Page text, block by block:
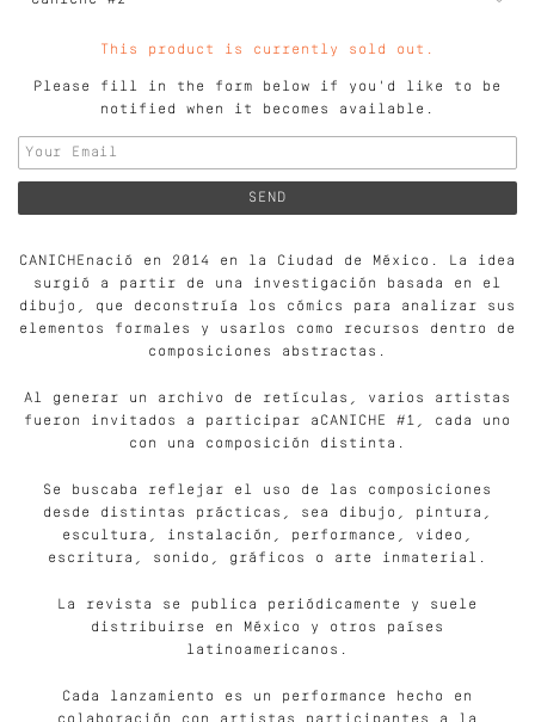
This product is currently sold out.
Please fill in the form below if you'd like to be
notified when it becomes available.
CANICHEnació en 2014 en la Ciudad de México. La idea
surgió a partir de una investigación basada en el
dibujo, que deconstruía los cómics para analizar sus
elementos formales y usarlos como recursos dentro de
composiciones abstractas.
Al generar un archivo de retículas, varios artistas
fueron invitados a participar aCANICHE #1, cada uno
con una composición distinta.
Se buscaba reflejar el uso de las composiciones
desde distintas prácticas, sea dibujo, pintura,
escultura, instalación, performance, video,
escritura, sonido, gráficos o arte inmaterial.
La revista se publica periódicamente y suele
distribuirse en México y otros países
latinoamericanos.
Cada lanzamiento es un performance hecho en